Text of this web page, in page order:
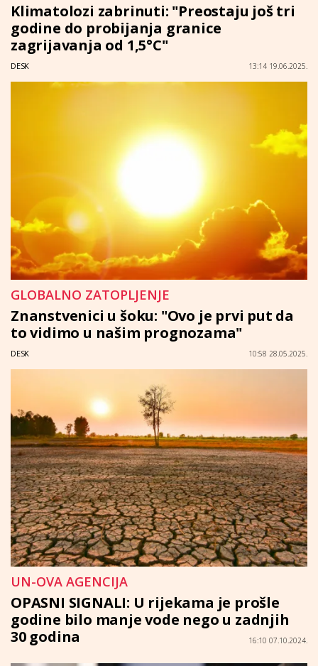
Klimatolozi zabrinuti: "Preostaju još tri
godine do probijanja granice
zagrijavanja od 1,5°C"
DESK 13:14 19.06.2025.
GLOBALNO ZATOPLJENJE
Znanstvenici u šoku: "Ovo je prvi put da
to vidimo u našim prognozama"
DESK 10:58 28.05.2025.
UN-OVA AGENCIJA
OPASNI SIGNALI: U rijekama je prošle
godine bilo manje vode nego u zadnjih
30 godina
16:10 07.10.2024.